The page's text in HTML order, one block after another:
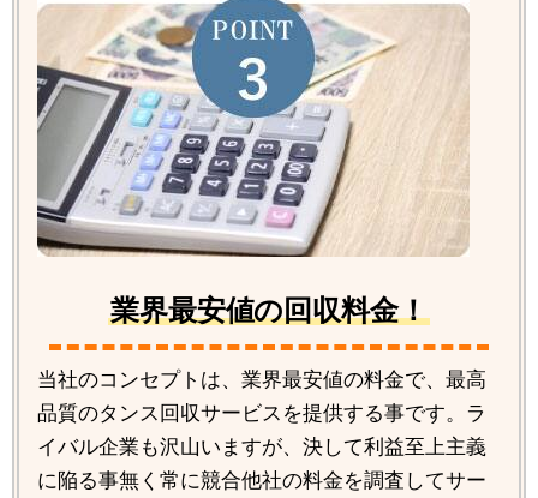
業界最安値の回収料金！
当社のコンセプトは、業界最安値の料金で、最高
品質のタンス回収サービスを提供する事です。ラ
イバル企業も沢山いますが、決して利益至上主義
に陥る事無く常に競合他社の料金を調査してサー